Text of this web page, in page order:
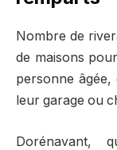
Nombre de
de maisons
personne âgée,
leur garage ou